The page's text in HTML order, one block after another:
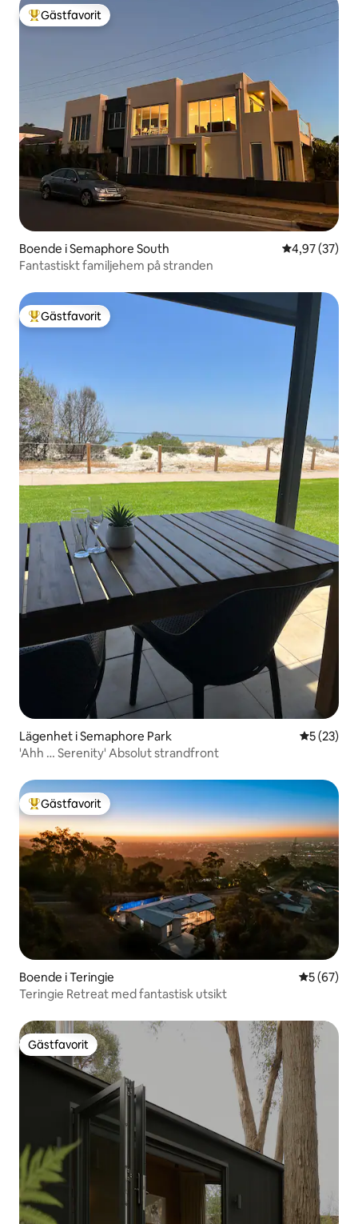
Populär gästfavorit
Gästfavorit
Boende i Semaphore South 4,97 av 5 i
4,97 (37)
Fantastiskt familjehem på stranden
Populär gästfavorit
Gästfavorit
Lägenhet i Semaphore Park 5 av 5 i
5 (23)
'Ahh … Serenity' Absolut strandfront
Populär gästfavorit
Gästfavorit
Boende i Teringie 5 av 5 i
5 (67)
Teringie Retreat med fantastisk utsikt
Gästfavorit
Gästfavorit